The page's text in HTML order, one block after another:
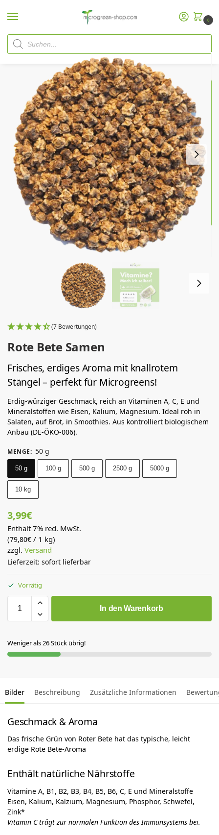
0
Start Microgreen Shop
(7 Bewertungen)
Rote Bete Samen
Frisches, erdiges Aroma mit knallrotem
Stängel – perfekt für Microgreens!
Erdig-würziger Geschmack, reich an Vitaminen A, C, E und
Mineralstoffen wie Eisen, Kalium, Magnesium. Ideal roh in
Salaten, auf Brot, in Smoothies. Aus kontrolliert biologischem
Anbau (DE-ÖKO-006).
MENGE: 50 g
50 g 100 g 500 g 2500 g 5000 g
10 kg
3,99€
Enthält 7% red. MwSt.
(79,80€ / 1 kg)
zzgl. Versand
Lieferzeit: sofort lieferbar
Vorrätig
In den Warenkorb
Weniger als 26 Stück übrig!
Bilder Beschreibung Zusätzliche Informationen
Geschmack & Aroma
Das frische Grün von Roter Bete hat das typische, leicht
erdige Rote Bete-Aroma
Enthält natürliche Nährstoffe
Vitamine A, B1, B2, B3, B4, B5, B6, C, E und Mineralstoffe
Eisen, Kalium, Kalzium, Magnesium, Phosphor, Schwefel,
Zink*
Vitamin C trägt zur normalen Funktion des Immunsystems bei.